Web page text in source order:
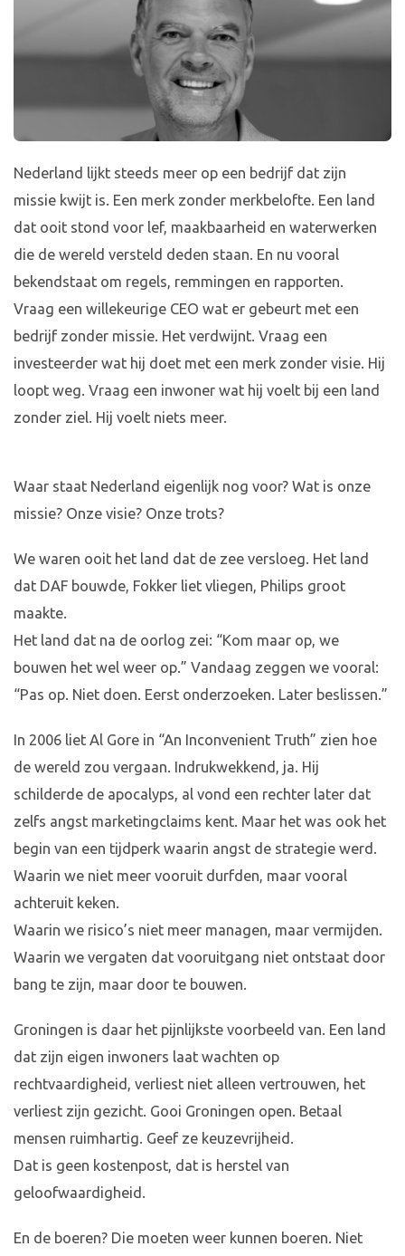
Nederland lijkt steeds meer op een bedrijf dat zijn
missie kwijt is. Een merk zonder merkbelofte. Een land
dat ooit stond voor lef, maakbaarheid en waterwerken
die de wereld versteld deden staan. En nu vooral
bekendstaat om regels, remmingen en rapporten.
Vraag een willekeurige CEO wat er gebeurt met een
bedrijf zonder missie. Het verdwijnt. Vraag een
investeerder wat hij doet met een merk zonder visie. Hij
loopt weg. Vraag een inwoner wat hij voelt bij een land
zonder ziel. Hij voelt niets meer.
Waar staat Nederland eigenlijk nog voor? Wat is onze
missie? Onze visie? Onze trots?
We waren ooit het land dat de zee versloeg. Het land
dat DAF bouwde, Fokker liet vliegen, Philips groot
maakte.
Het land dat na de oorlog zei: “Kom maar op, we
bouwen het wel weer op.” Vandaag zeggen we vooral:
“Pas op. Niet doen. Eerst onderzoeken. Later beslissen.”
In 2006 liet Al Gore in “An Inconvenient Truth” zien hoe
de wereld zou vergaan. Indrukwekkend, ja. Hij
schilderde de apocalyps, al vond een rechter later dat
zelfs angst marketingclaims kent. Maar het was ook het
begin van een tijdperk waarin angst de strategie werd.
Waarin we niet meer vooruit durfden, maar vooral
achteruit keken.
Waarin we risico’s niet meer managen, maar vermijden.
Waarin we vergaten dat vooruitgang niet ontstaat door
bang te zijn, maar door te bouwen.
Groningen is daar het pijnlijkste voorbeeld van. Een land
dat zijn eigen inwoners laat wachten op
rechtvaardigheid, verliest niet alleen vertrouwen, het
verliest zijn gezicht. Gooi Groningen open. Betaal
mensen ruimhartig. Geef ze keuzevrijheid.
Dat is geen kostenpost, dat is herstel van
geloofwaardigheid.
En de boeren? Die moeten weer kunnen boeren. Niet